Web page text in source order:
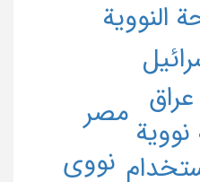
النوویة
مصر
نووی